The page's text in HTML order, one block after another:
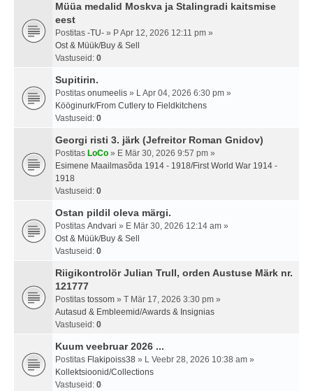
Müüa medalid Moskva ja Stalingradi kaitsmise
eest
Postitas -TU- » P Apr 12, 2026 12:11 pm »
Ost & Müük/Buy & Sell
Vastuseid: 0
Supitirin.
Postitas onumeelis » L Apr 04, 2026 6:30 pm »
Kööginurk/From Cutlery to Fieldkitchens
Vastuseid: 0
Georgi risti 3. järk (Jefreitor Roman Gnidov)
Postitas LoCo » E Mär 30, 2026 9:57 pm »
Esimene Maailmasõda 1914 - 1918/First World War 1914 -
1918
Vastuseid: 0
Ostan pildil oleva märgi.
Postitas Andvari » E Mär 30, 2026 12:14 am »
Ost & Müük/Buy & Sell
Vastuseid: 0
Riigikontrolör Julian Trull, orden Austuse Märk nr.
121777
Postitas tossom » T Mär 17, 2026 3:30 pm »
Autasud & Embleemid/Awards & Insignias
Vastuseid: 0
Kuum veebruar 2026 ...
Postitas Flakipoiss38 » L Veebr 28, 2026 10:38 am »
Kollektsioonid/Collections
Vastuseid: 0